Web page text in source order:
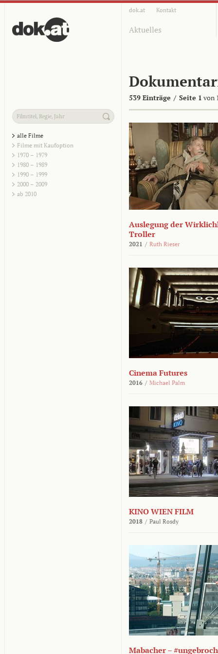
dok.at Kontakt
Aktuelles
539 Einträge / Seite 1 von
alle Filme
Filme mit Kaufoption
1970 – 1979
1980 – 1989
1990 – 1999
2000 – 2009
ab 2010
Auslegung der
Troller
2021 / Ruth Rieser
Cinema Futures
2016 / Michael Palm
KINO WIEN FILM
2018 / Paul Rosdy
Mabacher –